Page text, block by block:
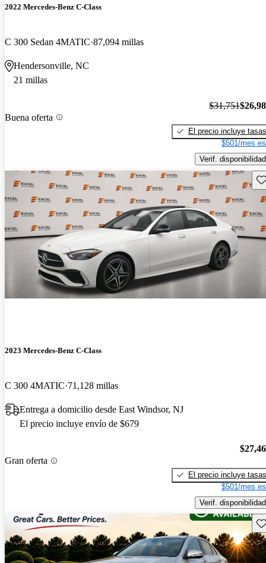
2022 Mercedes-Benz C-Class
C 300 Sedan 4MATIC 87,094 millas
Hendersonville, NC
21 millas
Buena oferta
$31,751
El precio incluye tasas
$501/mes
Verif. disponibilidad
2023 Mercedes-Benz C-Class
C 300 4MATIC 71,128 millas
Entrega a domicilio desde East Windsor, NJ
El precio incluye envío de $679
Gran oferta
El precio incluye tasas
$501/mes
Verif. disponibilidad